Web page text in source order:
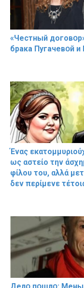
«Чeстный
брaка Пугачевօй и
Ένας
ως αστείο την
φίλου του, αλλά
δεν περίμενε